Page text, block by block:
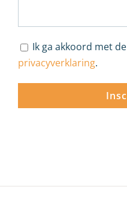
Ik ga akkoord met de
privacyverklaring.